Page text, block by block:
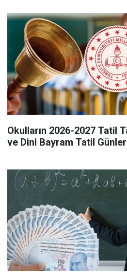
Okulların 2026-2027 Tatil
ve Dini Bayram Tatil